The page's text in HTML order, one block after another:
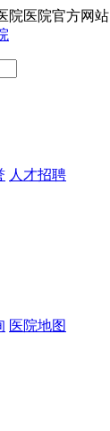
院医院官方网站
人才招聘
医院地图